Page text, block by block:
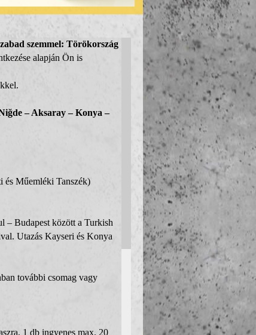
szemmel: Törökország
alapján Ön is
– Aksaray – Konya –
Műemléki Tanszék)
– Budapest között a Turkish
Utazás Kayseri és Konya
további csomag vagy
1 db ingyenes max. 20